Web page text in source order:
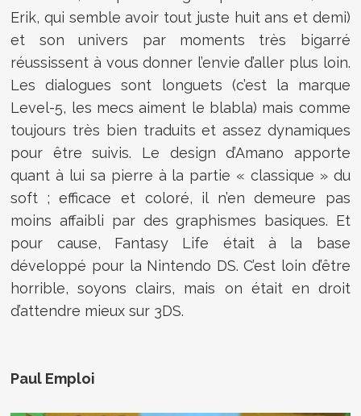
Erik, qui semble avoir tout juste huit ans et demi)
et son univers par moments très bigarré
réussissent à vous donner l’envie d’aller plus loin.
Les dialogues sont longuets (c’est la marque
Level-5, les mecs aiment le blabla) mais comme
toujours très bien traduits et assez dynamiques
pour être suivis. Le design d’Amano apporte
quant à lui sa pierre à la partie « classique » du
soft ; efficace et coloré, il n’en demeure pas
moins affaibli par des graphismes basiques. Et
pour cause, Fantasy Life était à la base
développé pour la Nintendo DS. C’est loin d’être
horrible, soyons clairs, mais on était en droit
d’attendre mieux sur 3DS.
Paul Emploi